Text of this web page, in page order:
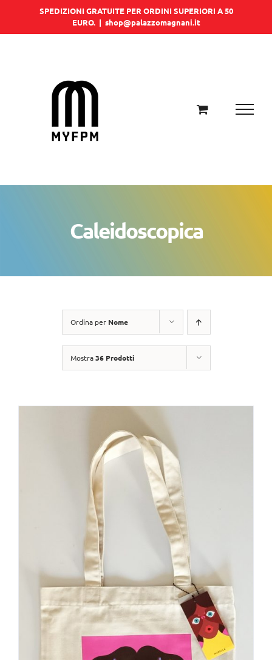
SPEDIZIONI GRATUITE PER ORDINI SUPERIORI A 50
EURO. | shop@palazzomagnani.it
Caleidoscopica
Ordina per Nome
Mostra36 Prodotti